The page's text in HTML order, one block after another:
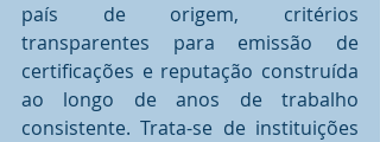
país de origem, critérios
transparentes para emissão de
certificações e reputação construída
ao longo de anos de trabalho
consistente. Trata-se de instituições